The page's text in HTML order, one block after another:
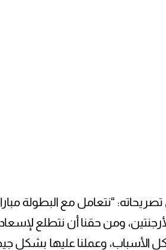
“نتعامل مع البطولة مباراة
ومن حقنا أن نتطلع
الأسباب، وعملنا عليها بشكل